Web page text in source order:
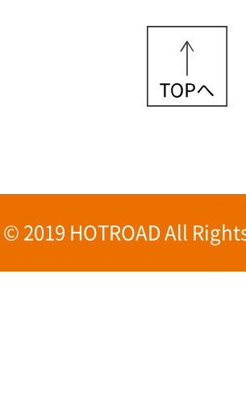
2019 HOTROAD All